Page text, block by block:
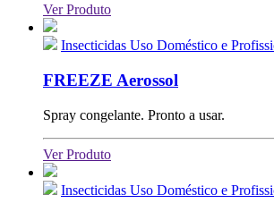
Ver Produto
Insecticidas Uso Doméstico e
FREEZE Aerossol
Spray congelante. Pronto a usar.
Ver Produto
Insecticidas Uso Doméstico e